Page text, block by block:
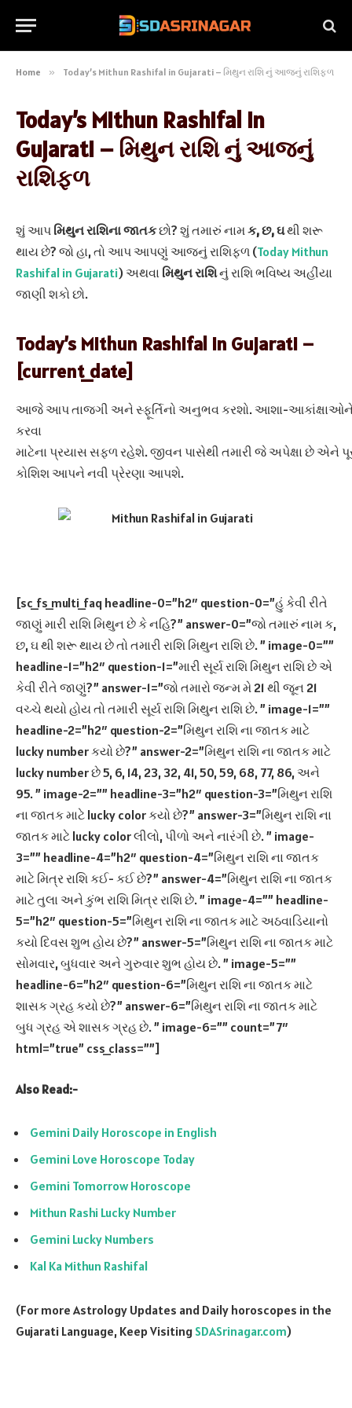
Home » Today’s Mithun Rashifal in Gujarati – મિથુન રાશિ નું આજનું રાશિફળ
Today’s Mithun Rashifal in
Gujarati – મિથુન રાશિ નું આજનું
રાશિફળ
શું આપ મિથુન રાશિના જાતકછો? શું તમારું નામક, છ, ઘથી શરૂ
થાય છે? જો હા, તો આપ આપણું આજનું રાશિફળ (Today Mithun
Rashifal in Gujarati) અથવા મિથુન રાશિનું રાશિ ભવિષ્ય અહીંયા
જાણી શકો છો.
Today’s Mithun Rashifal in Gujarati –
[current_date]
આજે આપ તાજગી અને સ્‍ફૂર્તિનો અનુભવ કરશો. આશા-આકાંક્ષાઓને
કરવા
માટેના પ્રયાસ સફળ રહેશે. જીવન પાસેથી તમારી જે અપેક્ષા છે એને
કોશિશ આપને નવી પ્રેરણા આપશે.
[sc_fs_multi_faq headline-0=”h2″ question-0=”હું કેવી રીતે
જાણું મારી રાશિ મિથુન છે કે નહિ?” answer-0=”જો તમારું નામ ક,
છ, ઘ થી શરૂ થાય છે તો તમારી રાશિ મિથુન રાશિ છે. ” image-0=””
headline-1=”h2″ question-1=”મારી સૂર્ય રાશિ મિથુન રાશિ છે એ
કેવી રીતે જાણું?” answer-1=”જો તમારો જન્મ મે 21 થી જૂન 21
વચ્ચે થયો હોય તો તમારી સૂર્ય રાશિ મિથુન રાશિ છે. ” image-1=””
headline-2=”h2″ question-2=”મિથુન રાશિ ના જાતક માટે
lucky number કયો છે?” answer-2=”મિથુન રાશિ ના જાતક માટે
lucky number છે 5, 6, 14, 23, 32, 41, 50, 59, 68, 77, 86, અને
95. ” image-2=”” headline-3=”h2″ question-3=”મિથુન રાશિ
ના જાતક માટે lucky color કયો છે?” answer-3=”મિથુન રાશિ ના
જાતક માટે lucky color લીલો, પીળો અને નારંગી છે. ” image-
3=”” headline-4=”h2″ question-4=”મિથુન રાશિ ના જાતક
માટે મિત્ર રાશિ કઈ- કઈ છે?” answer-4=”મિથુન રાશિ ના જાતક
માટે તુલા અને કુંભ રાશિ મિત્ર રાશિ છે. ” image-4=”” headline-
5=”h2″ question-5=”મિથુન રાશિ ના જાતક માટે અઠવાડિયાનો
કયો દિવસ શુભ હોય છે?” answer-5=”મિથુન રાશિ ના જાતક માટે
સોમવાર, બુધવાર અને ગુરુવાર શુભ હોય છે. ” image-5=””
headline-6=”h2″ question-6=”મિથુન રાશિ ના જાતક માટે
શાસક ગ્રહ કયો છે?” answer-6=”મિથુન રાશિ ના જાતક માટે
બુધ ગ્રહ એ શાસક ગ્રહ છે. ” image-6=”” count=”7″
html=”true” css_class=””]
Also Read:-
Gemini Daily Horoscope in English
Gemini Love Horoscope Today
Gemini Tomorrow Horoscope
Mithun Rashi Lucky Number
Gemini Lucky Numbers
Kal Ka Mithun Rashifal
(For more Astrology Updates and Daily horoscopes in the
Gujarati Language, Keep Visiting SDASrinagar.com)